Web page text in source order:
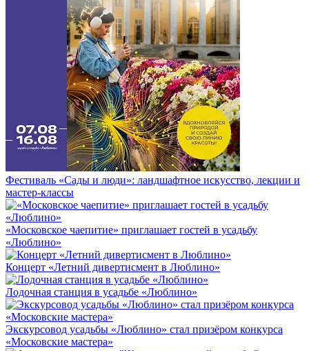
Фестиваль «Сады и люди»: ландшафтное искусство, лекции и
мастер-классы
«Московское чаепитие» приглашает гостей в усадьбу
«Люблино»
Концерт «Летний дивертисмент в Люблино»
Лодочная станция в усадьбе «Люблино»
Экскурсовод усадьбы «Люблино» стал призёром конкурса
«Московские мастера»